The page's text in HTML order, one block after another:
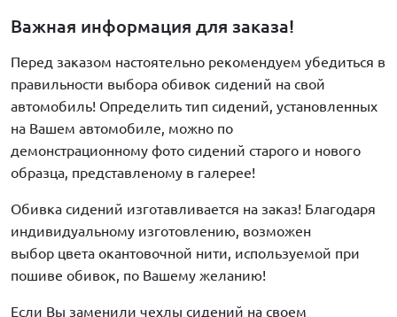
Важная информация для заказа!
Перед заказом настоятельно рекомендуем убедиться в
правильности выбора обивок сидений на свой
автомобиль! Определить тип сидений, установленных
на Вашем автомобиле, можно по
демонстрационному фото сидений старого и нового
образца, представленому в галерее!
Обивка сидений изготавливается на заказ! Благодаря
индивидуальному изготовлению, возможен
выбор цвета окантовочной нити, используемой при
пошиве обивок, по Вашему желанию!
Если Вы заменили чехлы сидений на своем